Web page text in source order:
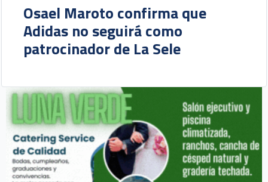
Osael Maroto confirma que
Adidas no seguirá como
patrocinador de La Sele